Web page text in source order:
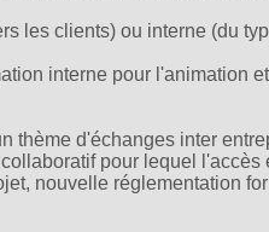
les clients) ou interne (du
interne pour l'animation
thème d'échanges inter
pour lequel l'accès
nouvelle réglementation